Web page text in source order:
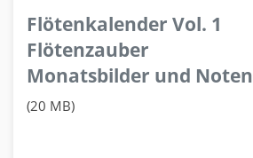
Flötenkalender Vol. 1
Flötenzauber
Monatsbilder und Noten
(20 MB)